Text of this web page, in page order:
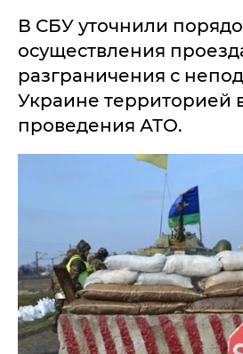
В СБУ уточнили
осуществления
разграничения с
Украине территорией
проведения АТО.